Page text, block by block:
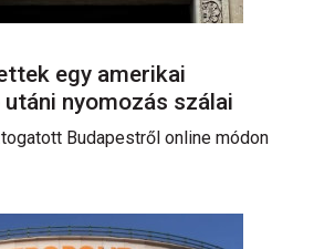
egy amerikai
nyomozás szálai
Budapestről online módon